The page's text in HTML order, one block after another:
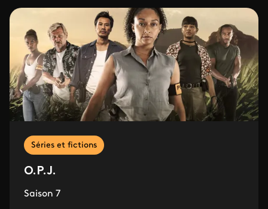
Séries et fictions
O.P.J.
Saison 7